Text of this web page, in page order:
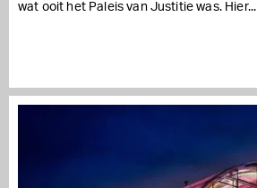
wat ooit het Paleis van Justitie was. Hier...